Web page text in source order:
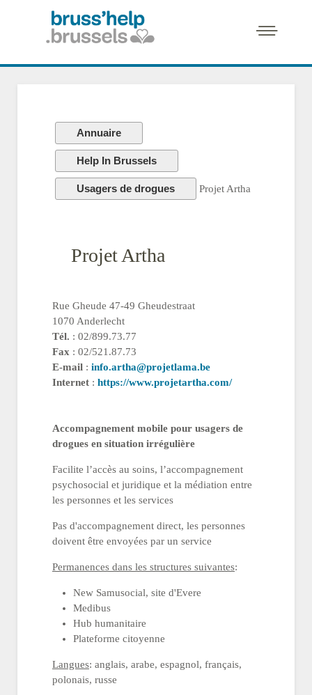
Annuaire
Help In Brussels
Usagers de drogues Projet Artha
Projet Artha
Rue Gheude 47-49 Gheudestraat
1070 Anderlecht
Tél. : 02/899.73.77
Fax : 02/521.87.73
E-mail : info.artha@projetlama.be
Internet : https://www.projetartha.com/
Accompagnement mobile pour usagers de
drogues en situation irrégulière
Facilite l’accès au soins, l’accompagnement
psychosocial et juridique et la médiation entre
les personnes et les services
Pas d'accompagnement direct, les personnes
doivent être envoyées par un service
Permanences dans les structures suivantes:
New Samusocial, site d'Evere
Medibus
Hub humanitaire
Plateforme citoyenne
Langues: anglais, arabe, espagnol, français,
polonais, russe